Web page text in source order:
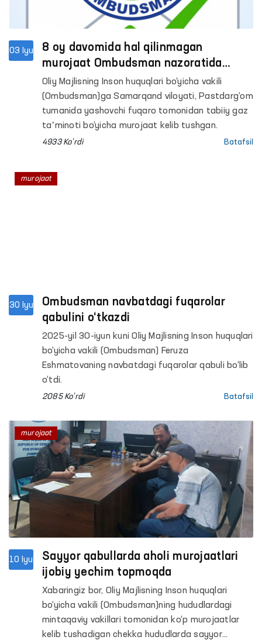
03 Iyu
8 oy davomida hal qilinmagan
murojaat Ombudsman nazoratida
ijobiy hal etildi
Oliy Majlisning Inson huquqlari bo‘yicha vakili
(Ombudsman)ga Samarqand viloyati, Pastdarg‘om
tumanida yashovchi fuqaro tomonidan tabiiy gaz
taʼminoti bo‘yicha murojaat kelib tushgan.
4933 Ko'rdi Batafsil
30 Iyu
Ombudsman navbatdagi fuqarolar
qabulini o‘tkazdi
2025-yil 30-iyun kuni Oliy Majlisning Inson huquqlari
bo‘yicha vakili (Ombudsman) Feruza
Eshmatovaning navbatdagi fuqarolar qabuli bo‘lib
o‘tdi.
2085 Ko'rdi Batafsil
murojaat
10 Iyu
Sayyor qabullarda aholi murojaatlari
ijobiy yechim topmoqda
Xabaringiz bor, Oliy Majlisning Inson huquqlari
bo‘yicha vakili (Ombudsman)ning hududlardagi
mintaqaviy vakillari tomonidan ko‘p murojaatlar
kelib tushadigan chekka hududlarda sayyor
murojaat